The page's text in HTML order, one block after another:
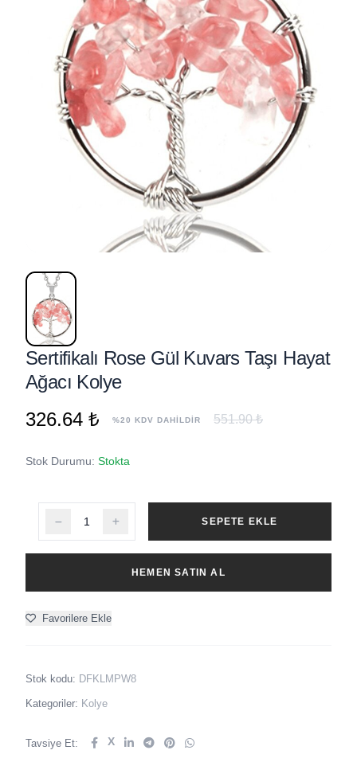
Sertifikalı Rose Gül Kuvars Taşı Hayat
Ağacı Kolye
326.64 ₺
%20 KDV DAHİLDİR 551.90 ₺
Stok Durumu: Stokta
SEPETE EKLE
HEMEN SATIN AL
Favorilere Ekle
Stok kodu: DFKLMPW8
Kategoriler: Kolye
Tavsiye Et: X